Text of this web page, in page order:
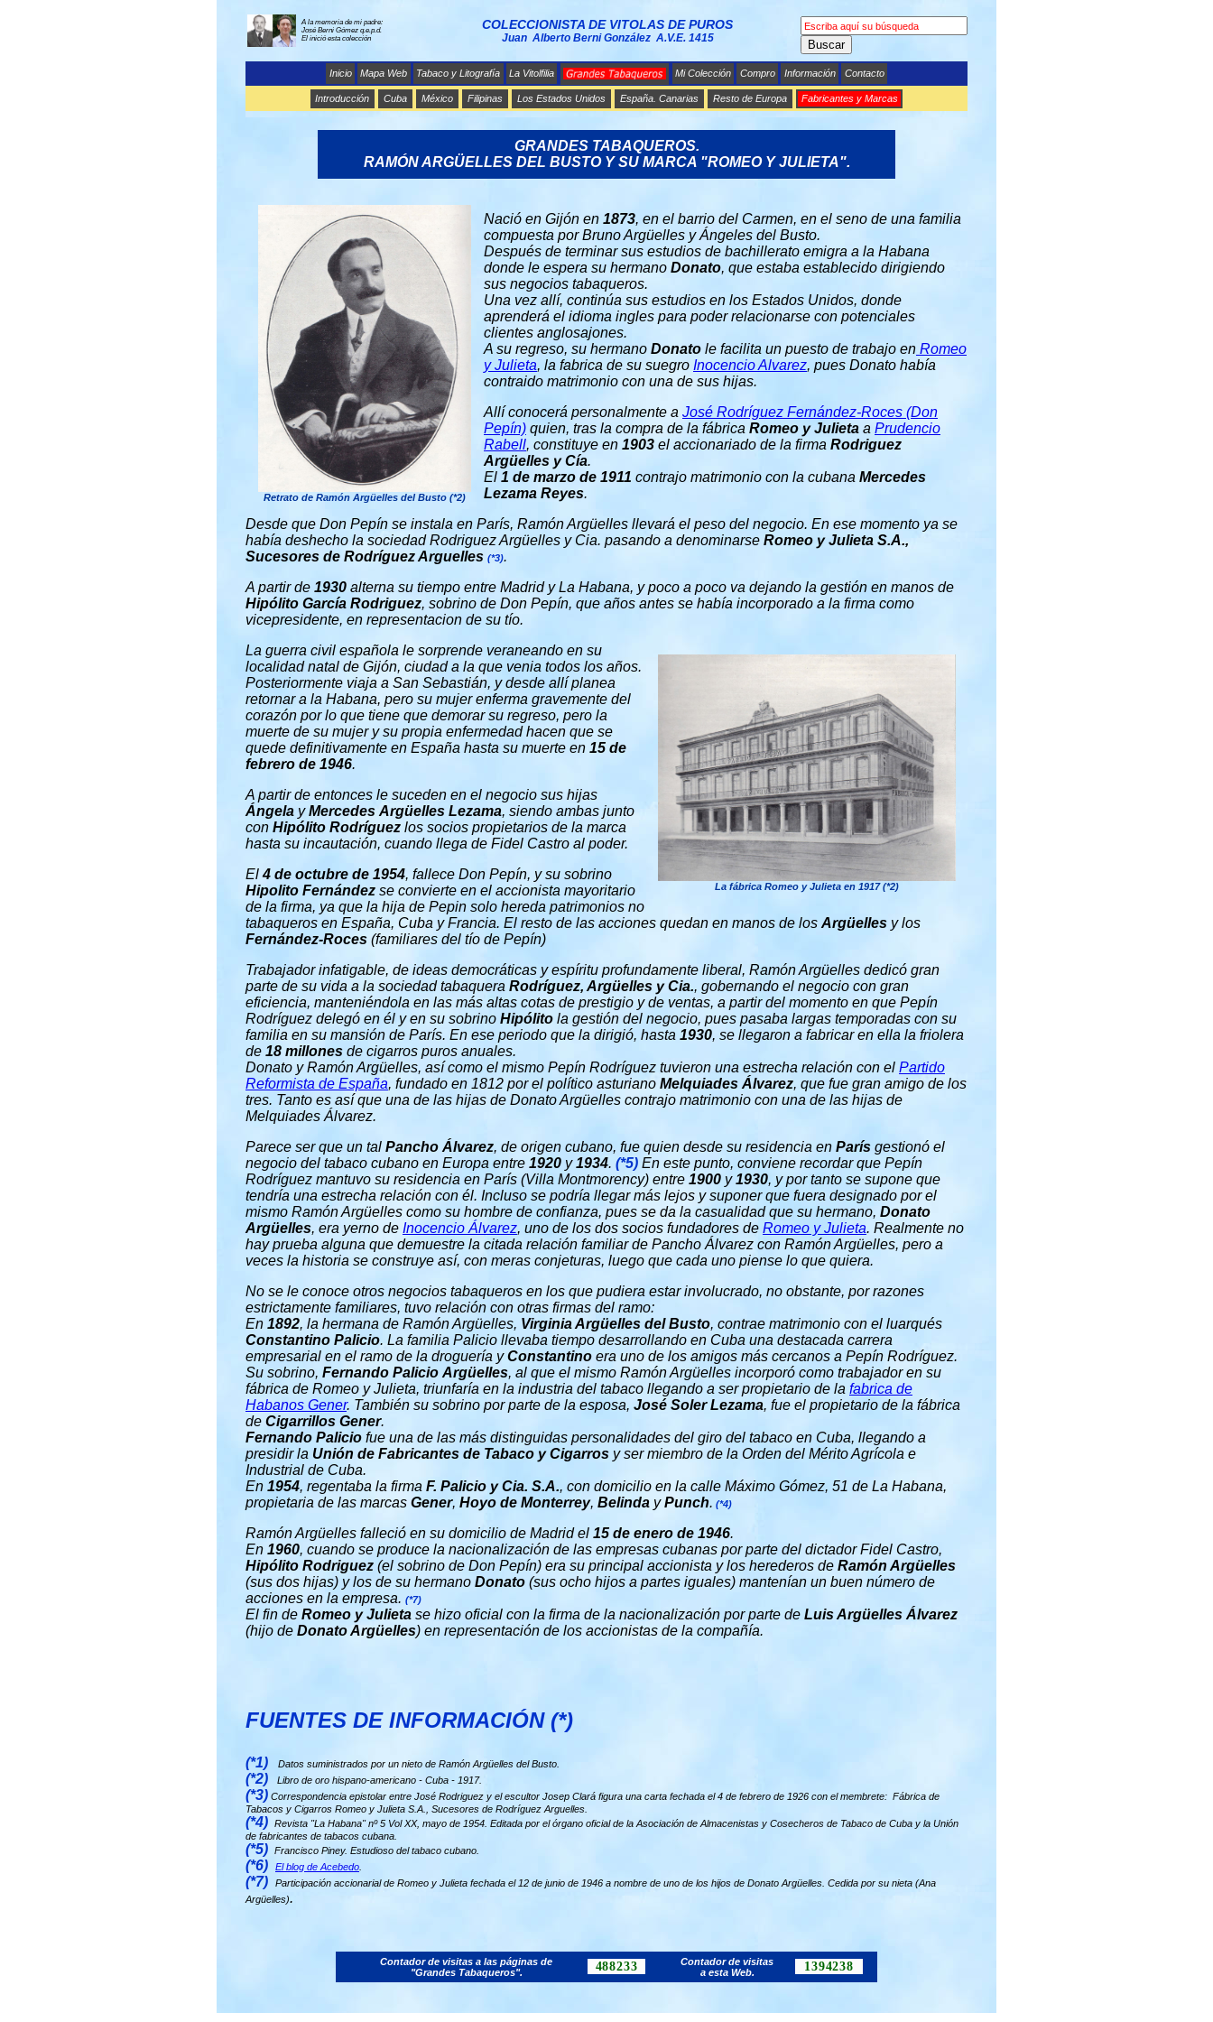
A la memoria de mi padre:
José Berni Gómez q.e.p.d.
El inició esta colección
COLECCIONISTA DE VITOLAS DE PUROS
Juan Alberto Berni González A.V.E. 1415 Buscar
Inicio Mapa Web Tabaco y Litografía La Vitolfilia Mi Colección Compro Información Contacto
Introducción Cuba México Filipinas Los Estados Unidos España. Canarias Resto de Europa Fabricantes y Marcas
GRANDES TABAQUEROS.
RAMÓN ARGÜELLES DEL BUSTO Y SU MARCA "ROMEO Y JULIETA".
Retrato de Ramón Argüelles del Busto (*2)
Nació en Gijón en 1873, en el barrio del Carmen, en el seno de una familia
compuesta por Bruno Argüelles y Ángeles del Busto.
Después de terminar sus estudios de bachillerato emigra a la Habana
donde le espera su hermano Donato, que estaba establecido dirigiendo
sus negocios tabaqueros.
Una vez allí, continúa sus estudios en los Estados Unidos, donde
aprenderá el idioma ingles para poder relacionarse con potenciales
clientes anglosajones.
A su regreso, su hermano Donato le facilita un puesto de trabajo en Romeo
y Julieta, la fabrica de su suegro Inocencio Alvarez, pues Donato había
contraido matrimonio con una de sus hijas.
Allí conocerá personalmente a José Rodríguez Fernández-Roces (Don
Pepín) quien, tras la compra de la fábrica Romeo y Julieta a Prudencio
Rabell, constituye en 1903 el accionariado de la firma Rodriguez
Argüelles y Cía.
El 1 de marzo de 1911 contrajo matrimonio con la cubana Mercedes
Lezama Reyes.
Desde que Don Pepín se instala en París, Ramón Argüelles llevará el peso del negocio. En ese momento ya se
había deshecho la sociedad Rodriguez Argüelles y Cia. pasando a denominarse Romeo y Julieta S.A.,
Sucesores de Rodríguez Arguelles (*3).
A partir de 1930 alterna su tiempo entre Madrid y La Habana, y poco a poco va dejando la gestión en manos de
Hipólito García Rodriguez, sobrino de Don Pepín, que años antes se había incorporado a la firma como
vicepresidente, en representacion de su tío.
La fábrica Romeo y Julieta en 1917 (*2)
La guerra civil española le sorprende veraneando en su
localidad natal de Gijón, ciudad a la que venia todos los años.
Posteriormente viaja a San Sebastián, y desde allí planea
retornar a la Habana, pero su mujer enferma gravemente del
corazón por lo que tiene que demorar su regreso, pero la
muerte de su mujer y su propia enfermedad hacen que se
quede definitivamente en España hasta su muerte en 15 de
febrero de 1946.
A partir de entonces le suceden en el negocio sus hijas
Ángela yMercedes Argüelles Lezama, siendo ambas junto
con Hipólito Rodríguez los socios propietarios de la marca
hasta su incautación, cuando llega de Fidel Castro al poder.
El4 de octubre de 1954, fallece Don Pepín, y su sobrino
Hipolito Fernández se convierte en el accionista mayoritario
de la firma, ya que la hija de Pepin solo hereda patrimonios no
tabaqueros en España, Cuba y Francia. El resto de las acciones quedan en manos de los Argüelles y los
Fernández-Roces (familiares del tío de Pepín)
Trabajador infatigable, de ideas democráticas y espíritu profundamente liberal, Ramón Argüelles dedicó gran
parte de su vida a la sociedad tabaquera Rodríguez, Argüelles y Cia., gobernando el negocio con gran
eficiencia, manteniéndola en las más altas cotas de prestigio y de ventas, a partir del momento en que Pepín
Rodríguez delegó en él y en su sobrino Hipólito la gestión del negocio, pues pasaba largas temporadas con su
familia en su mansión de París. En ese periodo que la dirigió, hasta 1930, se llegaron a fabricar en ella la friolera
de 18 millones de cigarros puros anuales.
Donato y Ramón Argüelles, así como el mismo Pepín Rodríguez tuvieron una estrecha relación con el Partido
Reformista de España, fundado en 1812 por el político asturiano Melquiades Álvarez, que fue gran amigo de los
tres. Tanto es así que una de las hijas de Donato Argüelles contrajo matrimonio con una de las hijas de
Melquiades Álvarez.
Parece ser que un tal Pancho Álvarez, de origen cubano, fue quien desde su residencia en París gestionó el
negocio del tabaco cubano en Europa entre 1920 y1934. (*5) En este punto, conviene recordar que Pepín
Rodríguez mantuvo su residencia en París (Villa Montmorency) entre 1900 y1930, y por tanto se supone que
tendría una estrecha relación con él. Incluso se podría llegar más lejos y suponer que fuera designado por el
mismo Ramón Argüelles como su hombre de confianza, pues se da la casualidad que su hermano, Donato
Argüelles, era yerno de Inocencio Álvarez, uno de los dos socios fundadores de Romeo y Julieta. Realmente no
hay prueba alguna que demuestre la citada relación familiar de Pancho Álvarez con Ramón Argüelles, pero a
veces la historia se construye así, con meras conjeturas, luego que cada uno piense lo que quiera.
No se le conoce otros negocios tabaqueros en los que pudiera estar involucrado, no obstante, por razones
estrictamente familiares, tuvo relación con otras firmas del ramo:
En 1892, la hermana de Ramón Argüelles, Virginia Argüelles del Busto, contrae matrimonio con el luarqués
Constantino Palicio. La familia Palicio llevaba tiempo desarrollando en Cuba una destacada carrera
empresarial en el ramo de la droguería yConstantino era uno de los amigos más cercanos a Pepín Rodríguez.
Su sobrino, Fernando Palicio Argüelles, al que el mismo Ramón Argüelles incorporó como trabajador en su
fábrica de Romeo y Julieta, triunfaría en la industria del tabaco llegando a ser propietario de la fabrica de
Habanos Gener. También su sobrino por parte de la esposa, José Soler Lezama, fue el propietario de la fábrica
de Cigarrillos Gener.
Fernando Palicio fue una de las más distinguidas personalidades del giro del tabaco en Cuba, llegando a
presidir la Unión de Fabricantes de Tabaco y Cigarros y ser miembro de la Orden del Mérito Agrícola e
Industrial de Cuba.
En 1954, regentaba la firma F. Palicio y Cia. S.A., con domicilio en la calle Máximo Gómez, 51 de La Habana,
propietaria de las marcas Gener, Hoyo de Monterrey, Belinda yPunch. (*4)
Ramón Argüelles falleció en su domicilio de Madrid el 15 de enero de 1946.
En 1960, cuando se produce la nacionalización de las empresas cubanas por parte del dictador Fidel Castro,
Hipólito Rodriguez (el sobrino de Don Pepín) era su principal accionista y los herederos de Ramón Argüelles
(sus dos hijas) y los de su hermano Donato (sus ocho hijos a partes iguales) mantenían un buen número de
acciones en la empresa. (*7)
El fin de Romeo y Julieta se hizo oficial con la firma de la nacionalización por parte de Luis Argüelles Álvarez
(hijo de Donato Argüelles) en representación de los accionistas de la compañía.
FUENTES DE INFORMACIÓN (*)
(*1) Datos suministrados por un nieto de Ramón Argüelles del Busto.
(*2) Libro de oro hispano-americano - Cuba - 1917.
(*3) Correspondencia epistolar entre José Rodriguez y el escultor Josep Clará figura una carta fechada el 4 de febrero de 1926 con el membrete: Fábrica de
Tabacos y Cigarros Romeo y Julieta S.A., Sucesores de Rodríguez Arguelles.
(*4) Revista "La Habana" nº 5 Vol XX, mayo de 1954. Editada por el órgano oficial de la Asociación de Almacenistas y Cosecheros de Tabaco de Cuba y la Unión
de fabricantes de tabacos cubana.
(*5) Francisco Piney. Estudioso del tabaco cubano.
(*6) El blog de Acebedo
(*7)
Participación accionarial de Romeo y Julieta fechada el 12 de junio de 1946 a nombre de uno de los hijos de Donato Argüelles. Cedida por su nieta (Ana
Argüelles).
Contador de visitas a las páginas de
"Grandes Tabaqueros".
488233
Contador de visitas
a esta Web.
1394238